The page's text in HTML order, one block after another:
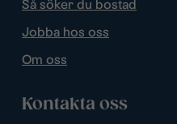
Så söker du bostad
Jobba hos oss
Om oss
Kontakta oss